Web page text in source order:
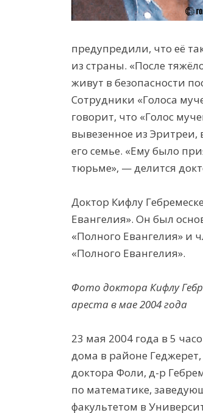
предупредили, что её
из страны. «После тяжё
живут в безопасности
Сотрудники «Голоса
говорит, что «Голос
вывезенное из Эритреи,
его семье. «Ему было
тюрьме», —делится
Доктор Кифлу
Евангелия». Он был
«Полного Евангелия» и
«Полного Евангелия».
Фото доктора Кифлу
ареста в мае 2004 года
23 мая 2004 года в 5
дома в районе Геджерет,
доктора Фоли, д-р
по математике,
факультетом в